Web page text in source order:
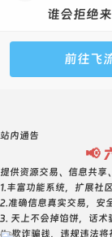
谁会拒绝
前往飞
站内通告
📢
提供资源交易、信息共享
1.丰富功能系统，扩展社
2.准确信息真实交易，安
3. 天上不会掉馅饼，话术
4. 欺诈骗钱，违规违法将